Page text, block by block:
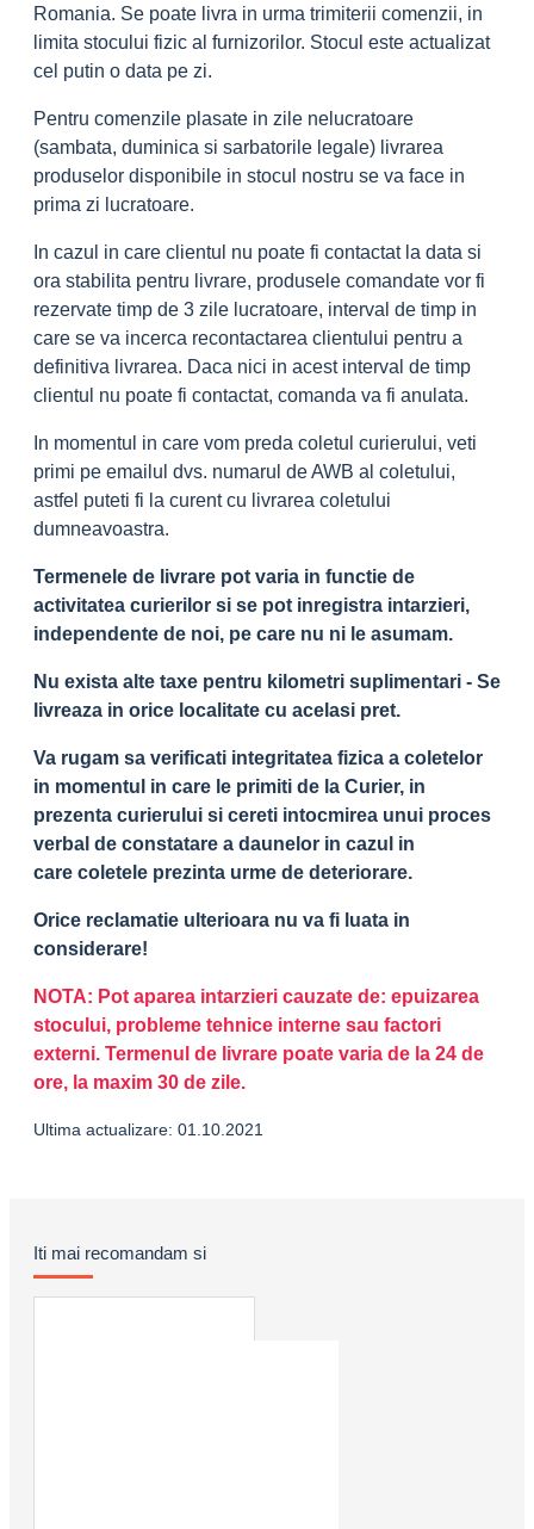
Romania. Se poate livra in urma trimiterii comenzii, in
limita stocului fizic al furnizorilor. Stocul este actualizat
cel putin o data pe zi.
Pentru comenzile plasate in zile nelucratoare
(sambata, duminica si sarbatorile legale) livrarea
produselor disponibile in stocul nostru se va face in
prima zi lucratoare.
In cazul in care clientul nu poate fi contactat la data si
ora stabilita pentru livrare, produsele comandate vor fi
rezervate timp de 3 zile lucratoare, interval de timp in
care se va incerca recontactarea clientului pentru a
definitiva livrarea. Daca nici in acest interval de timp
clientul nu poate fi contactat, comanda va fi anulata.
In momentul in care vom preda coletul curierului, veti
primi pe emailul dvs. numarul de AWB al coletului,
astfel puteti fi la curent cu livrarea coletului
dumneavoastra.
Termenele de livrare pot varia in functie de
activitatea curierilor si se pot inregistra intarzieri,
independente de noi, pe care nu ni le asumam.
Nu exista alte taxe pentru kilometri suplimentari - Se
livreaza in orice localitate cu acelasi pret.
Va rugam sa verificati integritatea fizica a coletelor
in momentul in care le primiti de la Curier, in
prezenta curierului si cereti intocmirea unui proces
verbal de constatare a daunelor in cazul in
care coletele prezinta urme de deteriorare.
Orice reclamatie ulterioara nu va fi luata in
considerare!
NOTA: Pot aparea intarzieri cauzate de: epuizarea
stocului, probleme tehnice interne sau factori
externi. Termenul de livrare poate varia de la 24 de
ore, la maxim 30 de zile.
Ultima actualizare: 01.10.2021
Iti mai recomandam si